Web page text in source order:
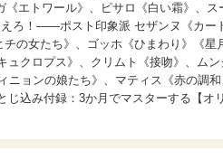
エトワール》、ピサロ《白い霜》、ス
えろ！――ポスト印象派 セザンヌ《カー
の女たち》、ゴッホ《ひまわり》《星
クロプス》、クリムト《接吻》、ムン
ョンの娘たち》、マティス《赤の調
込み付録：3か月でマスターする【オ